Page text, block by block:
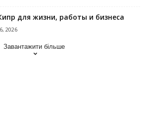
для жизни, работы и бизнеса
2026
Завантажити більше